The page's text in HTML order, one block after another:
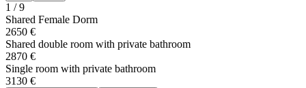
1 /9
Shared Female Dorm
2650 €
Shared double room with private bathroom
2870 €
Single room with private bathroom
3130 €